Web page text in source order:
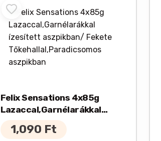
Felix Sensations 4x85g
Lazaccal,Garnélarákkal
ízesített aszpikban/ Fekete
Tőkehallal,Paradicsomos
1,090 Ft